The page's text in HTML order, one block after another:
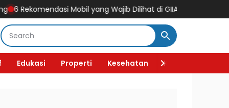
Mobil yang Wajib Dilihat di GIIAS 2026, Ada Mobil Listrik
Edukasi Properti Kesehatan Kecantikan